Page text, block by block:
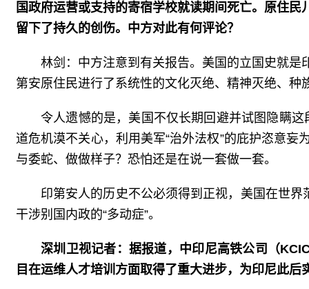
国政府运营或支持的寄宿学校就读期间死亡。原住
留下了持久的创伤。中方对此有何评论？
林剑：中方注意到有关报告。美国的立国史就
第安原住民进行了系统性的文化灭绝、精神灭绝、种
令人遗憾的是，美国不仅长期回避并试图隐瞒
道危机漠不关心，利用美军“治外法权”的庇护恣意
与委蛇、做做样子？恐怕还是在说一套做一套。
印第安人的历史不公必须得到正视，美国在世
干涉别国内政的“多动症”。
深圳卫视记者：据报道，中印尼高铁公司（
目在运维人才培训方面取得了重大进步，为印尼此